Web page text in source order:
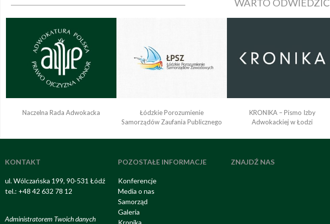
Naczelna Rada Adwokacka
Łódzkie Porozumienie
Samorządów Zaufania Publicznego
KRONIKA – Pismo Izby
Adwokackiej w Łodzi
KONTAKT
ul. Wólczańska 199, 90-531 Łódź
tel.: +48 42 632 78 12
Administratorem Twoich danych
POZOSTAŁE INFORMACJE
Konferencje
Media o nas
Samorząd
Galeria
ZNAJDŹ NAS